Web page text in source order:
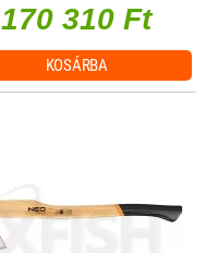
170 310 Ft
KOSÁRBA